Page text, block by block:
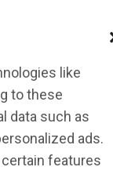
like
to these
data such as
ads.
features